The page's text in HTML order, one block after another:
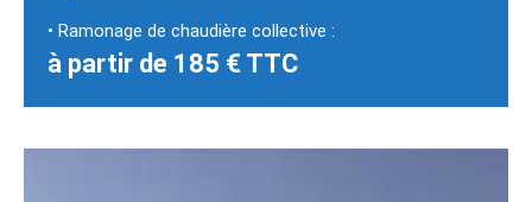
• Ramonage de chaudière collective :
à partir de 185 € TTC